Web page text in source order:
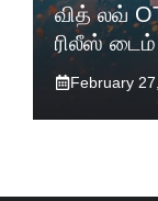
வித் லவ்
ரிலீஸ்
February